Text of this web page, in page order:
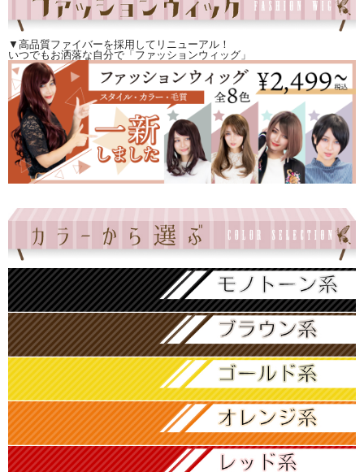
▼高品質ファイバーを採用してリニューアル！
いつでもお洒落な自分で「ファッションウィッグ」